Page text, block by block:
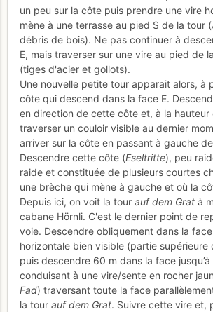
un peu sur la côte puis prendre une vire
mène à une terrasse au pied S de la tour (
débris de bois). Ne pas continuer à
E, mais traverser sur une vire au pied de
(tiges d'acier et gollots).
Une nouvelle petite tour apparait alors, à
côte qui descend dans la face E.
en direction de cette côte et, à la hauteur
traverser un couloir visible au dernier
arriver sur la côte en passant à gauche
Descendre cette côte (Eseltritte), peu
raide et constituée de plusieurs courtes
une brèche qui mène à gauche et où la
Depuis ici, on voit la tour auf dem Grat à
cabane Hörnli. C'est le dernier point de
voie. Descendre obliquement dans la
horizontale bien visible (partie supérieure
puis descendre 60 m dans la face jusqu’à
conduisant à une vire/sente en rocher
Fad) traversant toute la face
la tour auf dem Grat. Suivre cette vire et,